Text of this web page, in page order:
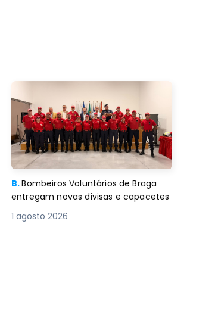
B.Bombeiros Voluntários de Braga
entregam novas divisas e capacetes
1 agosto 2026